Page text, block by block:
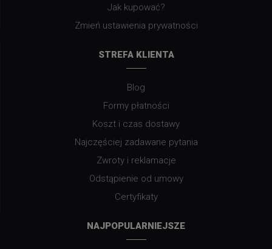
Jak kupować?
Zmień ustawienia prywatności
STREFA KLIENTA
Blog
Formy płatności
Koszt i czas dostawy
Najczęściej zadawane pytania
Zwroty i reklamacje
Odstąpienie od umowy
Certyfikaty
NAJPOPULARNIEJSZE